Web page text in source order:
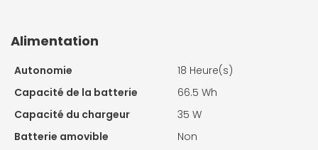
Alimentation
Autonomie
18 Heure(s)
Capacité de la batterie
66.5 Wh
Capacité du chargeur
35 W
Batterie amovible
Non